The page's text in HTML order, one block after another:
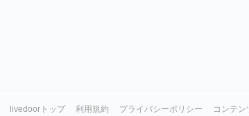
livedoorトップ 利用規約 プライバシーポリシー コンテン